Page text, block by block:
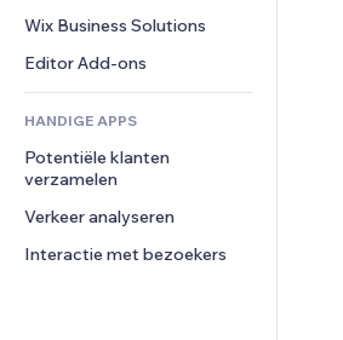
Crowdfunding
Eten en drinken
Nieuws
Banners en badges
Rekenmachines
Zoeken
Weer
Grafieken en tabellen
Telefoonnummer
Community
Beoordelingen en testimonials
CRM
Wix Business Solutions
Editor Add-ons
HANDIGE APPS
Potentiële klanten
verzamelen
Verkeer analyseren
Interactie met bezoekers